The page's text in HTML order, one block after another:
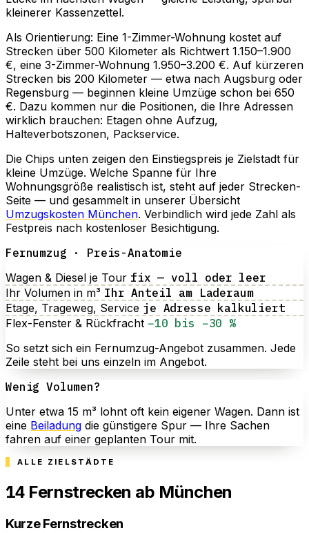
kleinerer Kassenzettel.
Als Orientierung: Eine 1-Zimmer-Wohnung kostet auf
Strecken über 500 Kilometer als Richtwert 1.150–1.900
€, eine 3-Zimmer-Wohnung 1.950–3.200 €. Auf kürzeren
Strecken bis 200 Kilometer — etwa nach Augsburg oder
Regensburg — beginnen kleine Umzüge schon bei 650
€. Dazu kommen nur die Positionen, die Ihre Adressen
wirklich brauchen: Etagen ohne Aufzug,
Halteverbotszonen, Packservice.
Die Chips unten zeigen den Einstiegspreis je Zielstadt für
kleine Umzüge. Welche Spanne für Ihre
Wohnungsgröße realistisch ist, steht auf jeder Strecken-
Seite — und gesammelt in unserer Übersicht
Umzugskosten München. Verbindlich wird jede Zahl als
Festpreis nach kostenloser Besichtigung.
Fernumzug · Preis-Anatomie
Wagen & Diesel je Tour fix — voll oder leer
Ihr Volumen in m³ Ihr Anteil am Laderaum
Etage, Trageweg, Service je Adresse kalkuliert
Flex-Fenster & Rückfracht −10 bis −30 %
So setzt sich ein Fernumzug-Angebot zusammen. Jede
Zeile steht bei uns einzeln im Angebot.
Wenig Volumen?
Unter etwa 15 m³ lohnt oft kein eigener Wagen. Dann ist
eine Beiladung die günstigere Spur — Ihre Sachen
fahren auf einer geplanten Tour mit.
ALLE ZIELSTÄDTE
14Fernstrecken ab München
Kurze Fernstrecken